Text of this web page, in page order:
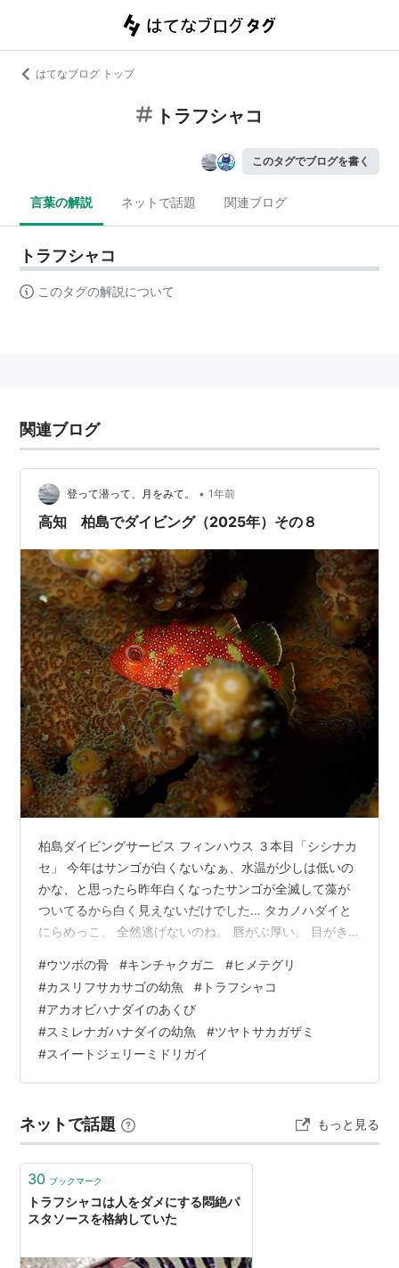
はてなブログ トップ
トラフシャコ
このタグでブログを書く
言葉の解説 ネットで話題 関連ブログ
トラフシャコ
このタグの解説について
関連ブログ
登って潜って、月をみて。 • 1年前
高知 柏島でダイビング（2025年）その８
柏島ダイビングサービス フィンハウス ３本目「シシナカ
セ」 今年はサンゴが白くないなぁ、水温が少しは低いの
かな、と思ったら昨年白くなったサンゴが全滅して藻が
ついてるから白く見えないだけでした… タカノハダイと
にらめっこ。 全然逃げないのね。 唇がぶ厚い。 目がき
間にもラインが入ってたの、今まで気づかなかったな
ぁ。 などなど、30秒以上じっくり観察。 エイも逃げな
い。 なんで？ 人だと思われてない？ アオサハギの幼
魚。 かわいくて好き。 ゼブラガニは、このラッパウニに
いることが多いです。 ガンガゼの中から青い光が見えま
した。 なんかかっこいい…
#ウツボの骨 #キンチャクガニ #ヒメテグリ
#カスリフサカサゴの幼魚 # トラフシャコ
#アカオビハナダイのあくび
#スミレナガハナダイの幼魚 #ツヤトサカガザミ
#スイートジェリーミドリガイ
ネットで話題 もっと見る
30 ブックマーク
トラフシャコは人をダメにする悶絶パ
スタソースを格納していた